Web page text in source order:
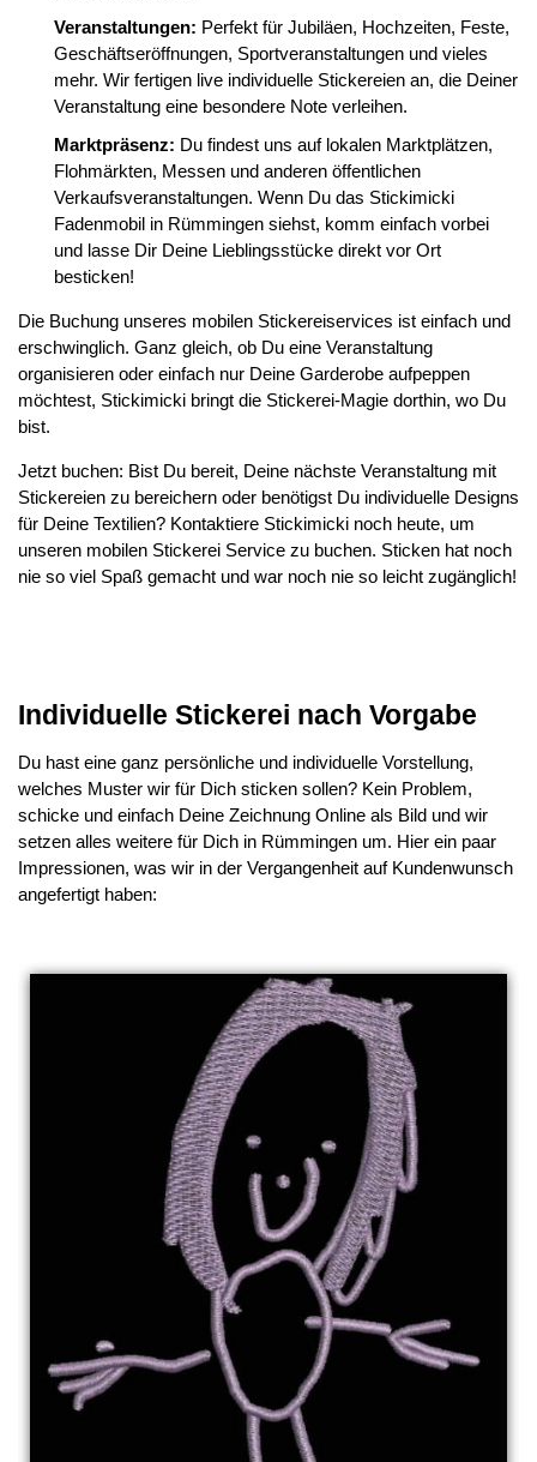
Veranstaltungen: Perfekt für Jubiläen, Hochzeiten, Feste,
Geschäftseröffnungen, Sportveranstaltungen und vieles
mehr. Wir fertigen live individuelle Stickereien an, die Deiner
Veranstaltung eine besondere Note verleihen.
Marktpräsenz: Du findest uns auf lokalen Marktplätzen,
Flohmärkten, Messen und anderen öffentlichen
Verkaufsveranstaltungen. Wenn Du das Stickimicki
Fadenmobil in Rümmingen siehst, komm einfach vorbei
und lasse Dir Deine Lieblingsstücke direkt vor Ort
besticken!
Die Buchung unseres mobilen Stickereiservices ist einfach und
erschwinglich. Ganz gleich, ob Du eine Veranstaltung
organisieren oder einfach nur Deine Garderobe aufpeppen
möchtest, Stickimicki bringt die Stickerei-Magie dorthin, wo Du
bist.
Jetzt buchen: Bist Du bereit, Deine nächste Veranstaltung mit
Stickereien zu bereichern oder benötigst Du individuelle Designs
für Deine Textilien? Kontaktiere Stickimicki noch heute, um
unseren mobilen Stickerei Service zu buchen. Sticken hat noch
nie so viel Spaß gemacht und war noch nie so leicht zugänglich!
Individuelle Stickerei nach Vorgabe
Du hast eine ganz persönliche und individuelle Vorstellung,
welches Muster wir für Dich sticken sollen? Kein Problem,
schicke und einfach Deine Zeichnung Online als Bild und wir
setzen alles weitere für Dich in Rümmingen um. Hier ein paar
Impressionen, was wir in der Vergangenheit auf Kundenwunsch
angefertigt haben: